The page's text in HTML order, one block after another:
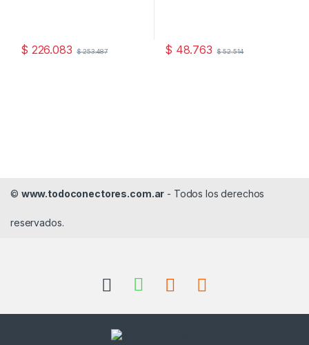
$ 226.083 $253.487 $ 48.763 $52.514
© www.todoconectores.com.ar - Todos los derechos
reservados.